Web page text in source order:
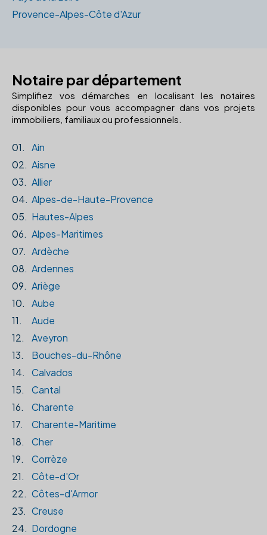
Provence-Alpes-Côte d'Azur
Notaire par département
Simplifiez vos démarches en localisant les notaires
disponibles pour vous accompagner dans vos projets
immobiliers, familiaux ou professionnels.
01.
Ain
02. Aisne
03. Allier
04. Alpes-de-Haute-Provence
05. Hautes-Alpes
06. Alpes-Maritimes
07. Ardèche
08. Ardennes
09. Ariège
10.
Aube
11.
Aude
12.
Aveyron
13.
Bouches-du-Rhône
14.
Calvados
15.
Cantal
16.
Charente
17.
Charente-Maritime
18.
Cher
19.
Corrèze
21.
Côte-d'Or
22. Côtes-d'Armor
23. Creuse
24. Dordogne